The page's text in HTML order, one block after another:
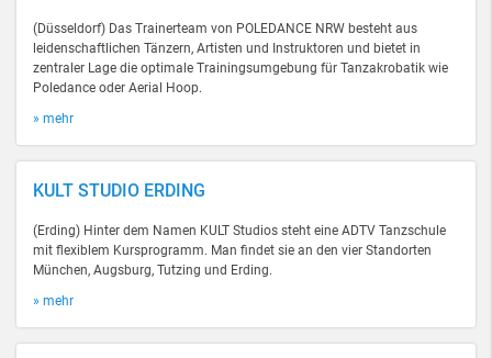
(Düsseldorf) Das Trainerteam von POLEDANCE NRW besteht aus
leidenschaftlichen Tänzern, Artisten und Instruktoren und bietet in
zentraler Lage die optimale Trainingsumgebung für Tanzakrobatik wie
Poledance oder Aerial Hoop.
» mehr
KULT STUDIO ERDING
(Erding) Hinter dem Namen KULT Studios steht eine ADTV Tanzschule
mit flexiblem Kursprogramm. Man findet sie an den vier Standorten
München, Augsburg, Tutzing und Erding.
» mehr